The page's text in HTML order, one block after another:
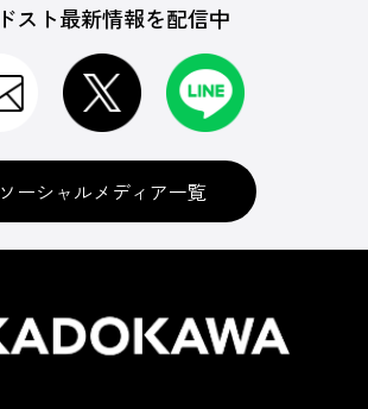
スト最新情報を配信中
ソーシャルメディア一覧